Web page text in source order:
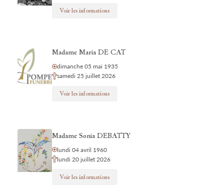
Voir les informations
Madame Maria DE CAT
dimanche 05 mai 1935
samedi 25 juillet 2026
Voir les informations
Madame Sonia DEBATTY
lundi 04 avril 1960
lundi 20 juillet 2026
Voir les informations